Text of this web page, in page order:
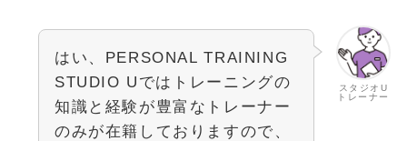
スタジオU
トレーナー
はい、PERSONAL TRAINING
STUDIO Uではトレーニングの
知識と経験が豊富なトレーナー
のみが在籍しておりますので、